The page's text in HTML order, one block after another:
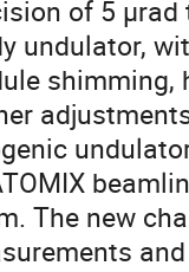
of 5 µrad
undulator,
shimming,
The new